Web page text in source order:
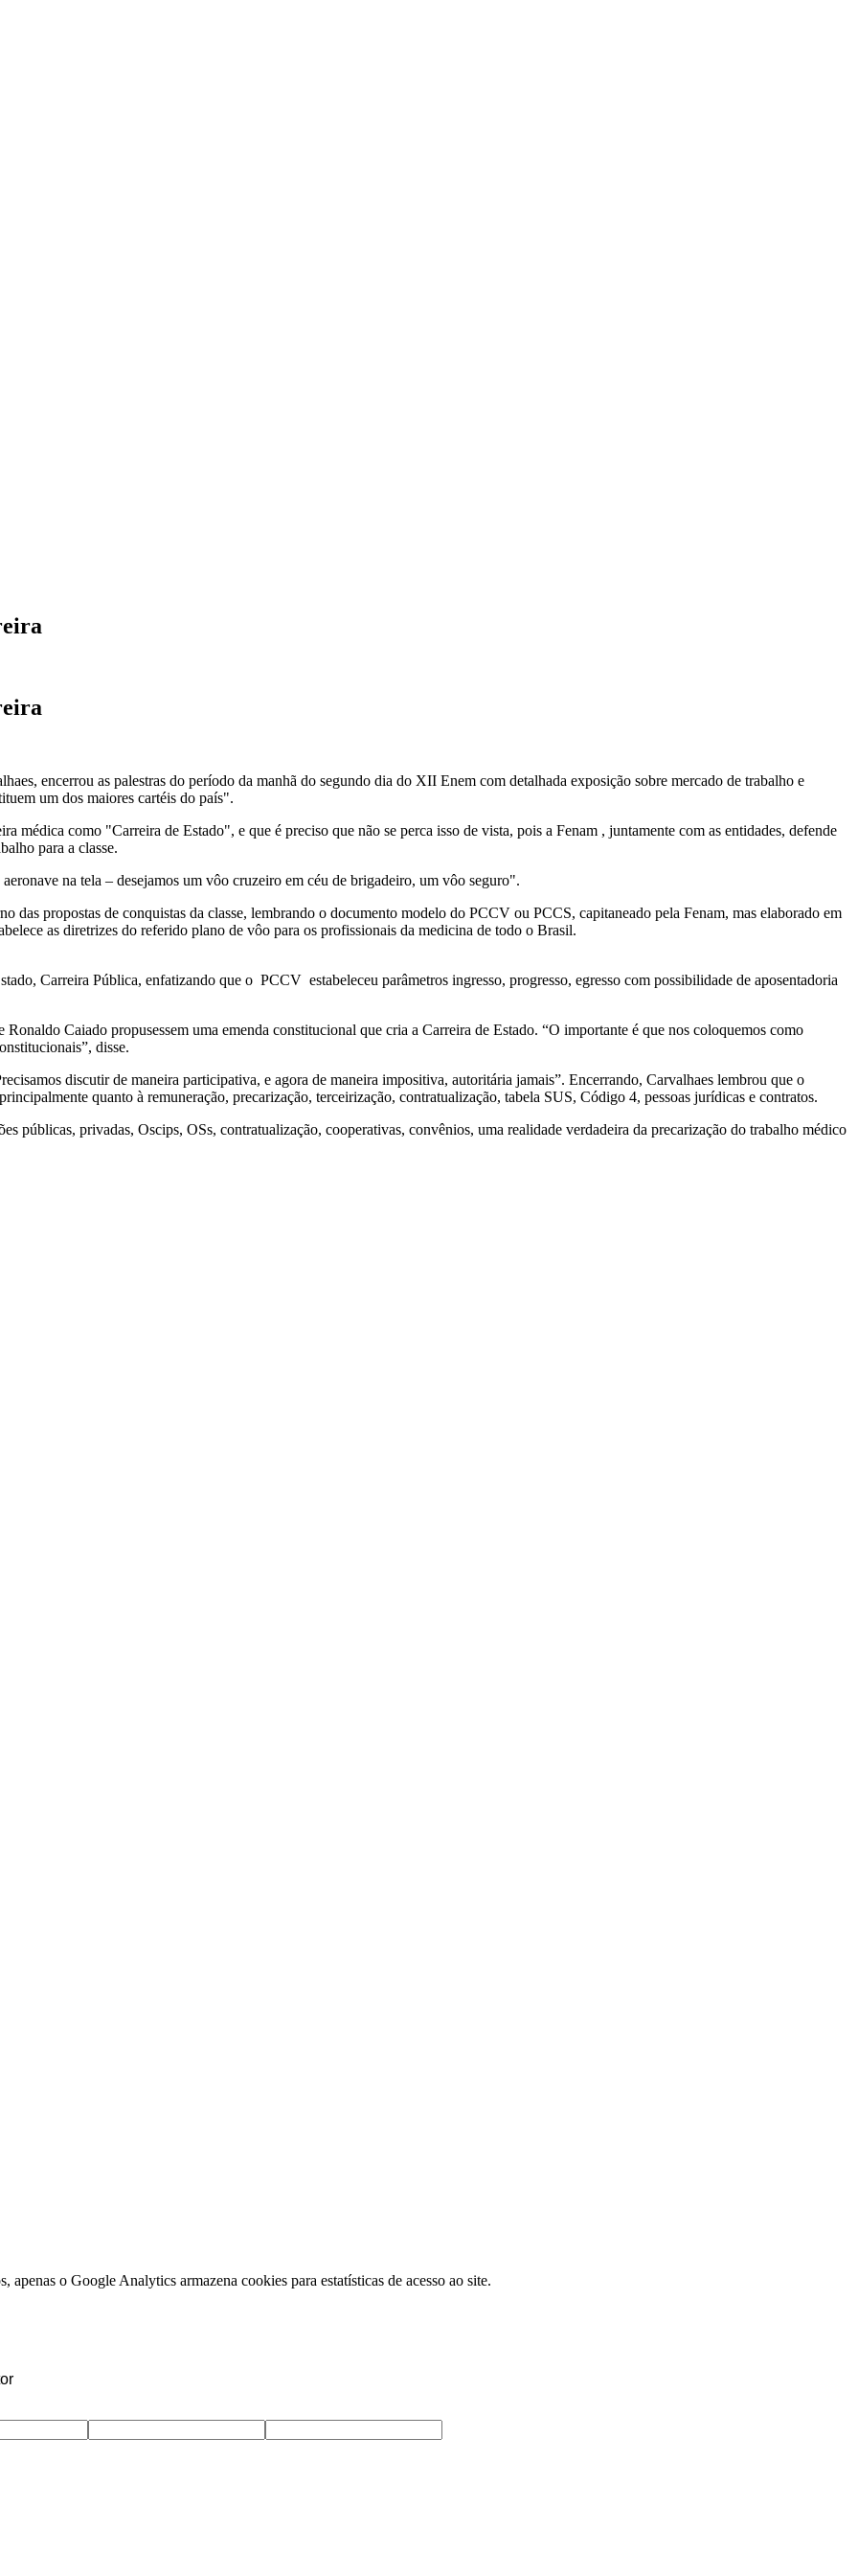
encerrou as palestras do período da manhã do segundo dia do XII Enem com detalhada exposição sobre mercado de trabalho e
um dos maiores cartéis do país".
médica como "Carreira de Estado", e que é preciso que não se perca isso de vista, pois a Fenam , juntamente com as entidades, defende
para a classe.
na tela – desejamos um vôo cruzeiro em céu de brigadeiro, um vôo seguro".
das propostas de conquistas da classe, lembrando o documento modelo do PCCV ou PCCS, capitaneado pela Fenam, mas elaborado em
as diretrizes do referido plano de vôo para os profissionais da medicina de todo o Brasil.
Carreira Pública, enfatizando que o PCCV estabeleceu parâmetros ingresso, progresso, egresso com possibilidade de aposentadoria
Caiado propusessem uma emenda constitucional que cria a Carreira de Estado. “O importante é que nos coloquemos como
disse.
discutir de maneira participativa, e agora de maneira impositiva, autoritária jamais”. Encerrando, Carvalhaes lembrou que o
quanto à remuneração, precarização, terceirização, contratualização, tabela SUS, Código 4, pessoas jurídicas e contratos.
públicas, privadas, Oscips, OSs, contratualização, cooperativas, convênios, uma realidade verdadeira da precarização do trabalho médico
o Google Analytics armazena cookies para estatísticas de acesso ao site.